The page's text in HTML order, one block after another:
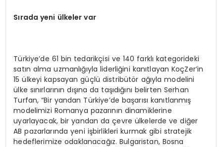
Sırada yeni ülkeler var
Türkiye’de 61 bin tedarikçisi ve 140 farklı kategorideki
satın alma uzmanlığıyla liderliğini kanıtlayan KoçZer’in
15 ülkeyi kapsayan güçlü distribütör ağıyla modelini
ülke sınırlarının dışına da taşıdığını belirten Serhan
Turfan, “Bir yandan Türkiye’de başarısı kanıtlanmış
modelimizi Romanya pazarının dinamiklerine
uyarlayacak, bir yandan da çevre ülkelerde ve diğer
AB pazarlarında yeni işbirlikleri kurmak gibi stratejik
hedeflerimize odaklanacağız. Bulgaristan, Bosna